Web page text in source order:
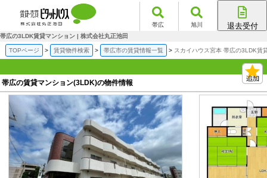
帯広 旭川 退去受付
帯広の3LDK賃貸マンション | 株式会社丸正池田
TOPページ 賃貸物件検索 帯広市の賃貸情報一覧 スカイハウス宮本 帯広の3LDK賃
帯広の賃貸マンション(3LDK)の物件情報